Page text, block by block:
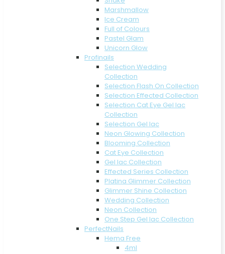
Marshmallow
Ice Cream
Full of Colours
Pastel Glam
Unicorn Glow
Profinails
Selection Wedding
Collection
Selection Flash On Collection
Selection Effected Collection
Selection Cat Eye Gel lac
Collection
Selection Gel lac
Neon Glowing Collection
Blooming Collection
Cat Eye Collection
Gel lac Collection
Effected Series Collection
Platina Glimmer Collection
Glimmer Shine Collection
Wedding Collection
Neon Collection
One Step Gel lac Collection
PerfectNails
Hema Free
4ml